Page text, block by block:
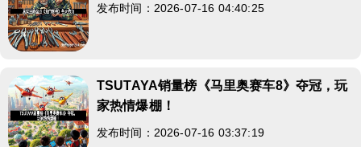
发布时间：2026-07-16 04:40:25
TSUTAYA销量榜《马里奥赛车8》夺冠，玩
家热情爆棚！
发布时间：2026-07-16 03:37:19